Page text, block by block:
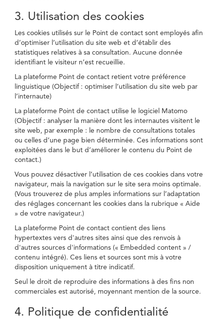
3. Utilisation des cookies
Les cookies utilisés sur le Point de contact sont employés afin
d’optimiser l’utilisation du site web et d’établir des
statistiques relatives à sa consultation. Aucune donnée
identifiant le visiteur n’est recueillie.
La plateforme Point de contact retient votre préférence
linguistique (Objectif : optimiser l’utilisation du site web par
l’internaute)
La plateforme Point de contact utilise le logiciel Matomo
(Objectif : analyser la manière dont les internautes visitent le
site web, par exemple : le nombre de consultations totales
ou celles d’une page bien déterminée. Ces informations sont
exploitées dans le but d’améliorer le contenu du Point de
contact.)
Vous pouvez désactiver l’utilisation de ces cookies dans votre
navigateur, mais la navigation sur le site sera moins optimale.
(Vous trouverez de plus amples informations sur l’adaptation
des réglages concernant les cookies dans la rubrique « Aide
» de votre navigateur.)
La plateforme Point de contact contient des liens
hypertextes vers d'autres sites ainsi que des renvois à
d'autres sources d'informations (« Embedded content » /
contenu intégré). Ces liens et sources sont mis à votre
disposition uniquement à titre indicatif.
Seul le droit de reproduire des informations à des fins non
commerciales est autorisé, moyennant mention de la source.
4. Politique de confidentialité